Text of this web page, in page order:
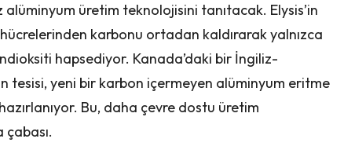
üretim teknolojisini tanıtacak. Elysis’in
karbonu ortadan kaldırarak yalnızca
hapsediyor. Kanada’daki bir İngiliz-
tesisi, yeni bir karbon içermeyen alüminyum eritme
Bu, daha çevre dostu üretim